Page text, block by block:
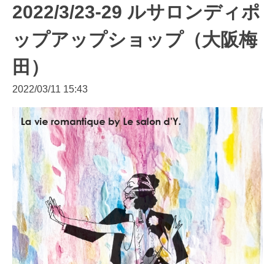
2022/3/23-29 ルサロンディポ
ップアップショップ（大阪梅
田）
2022/03/11 15:43